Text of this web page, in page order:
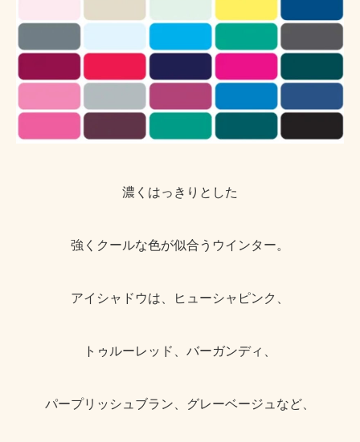
濃くはっきりとした
強くクールな色が似合うウインター。
アイシャドウは、ヒューシャピンク、
トゥルーレッド、バーガンディ、
パープリッシュブラン、グレーベージュなど、